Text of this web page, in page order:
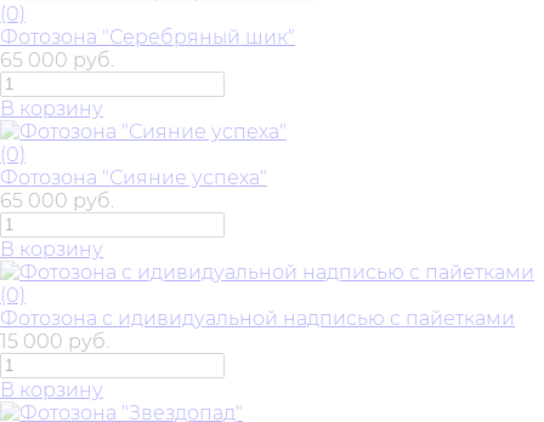
(0)
Фотозона "Серебряный шик"
65 000 руб.
В корзину
(0)
Фотозона "Сияние успеха"
65 000 руб.
В корзину
(0)
Фотозона с идивидуальной надписью с пайетками
15 000 руб.
В корзину